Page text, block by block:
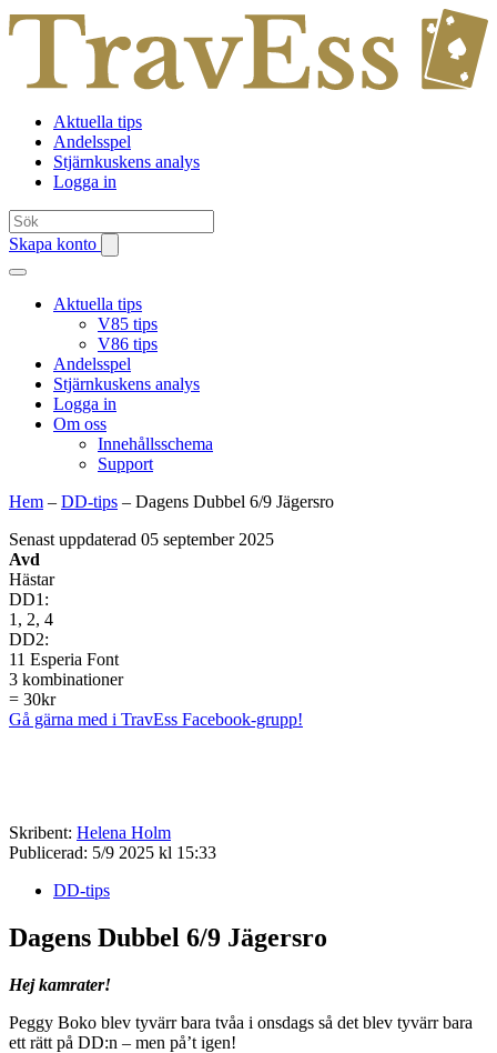
Aktuella tips
Andelsspel
Stjärnkuskens analys
Logga in
Skapa konto
Aktuella tips
V85 tips
V86 tips
Andelsspel
Stjärnkuskens analys
Logga in
Om oss
Innehållsschema
Support
Hem – DD-tips – Dagens Dubbel 6/9 Jägersro
Senast uppdaterad 05 september 2025
Avd
Hästar
DD1:
1, 2, 4
DD2:
11 Esperia Font
3 kombinationer
= 30kr
Gå gärna med i TravEss Facebook-grupp!
Skribent: Helena Holm
Publicerad: 5/9 2025 kl 15:33
DD-tips
Dagens Dubbel 6/9 Jägersro
Hej kamrater!
Peggy Boko blev tyvärr bara tvåa i onsdags så det blev tyvärr bara
ett rätt på DD:n – men på’t igen!